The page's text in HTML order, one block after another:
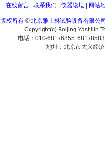
在线留言| 联系我们 仪器论坛| 网站
版权所有 © 北京雅士林试验设备有限公
Copyright(c) Beijing Yashilin
电话：010-68176855
地址：北京市大兴经